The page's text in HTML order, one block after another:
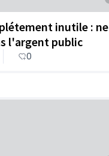
inutile : ne
l'argent public
0